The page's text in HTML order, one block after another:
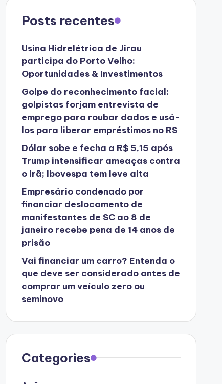
Posts recentes
Usina Hidrelétrica de Jirau
participa do Porto Velho:
Oportunidades & Investimentos
Golpe do reconhecimento facial:
golpistas forjam entrevista de
emprego para roubar dados e usá-
los para liberar empréstimos no RS
Dólar sobe e fecha a R$ 5,15 após
Trump intensificar ameaças contra
o Irã; Ibovespa tem leve alta
Empresário condenado por
financiar deslocamento de
manifestantes de SC ao 8 de
janeiro recebe pena de 14 anos de
prisão
Vai financiar um carro? Entenda o
que deve ser considerado antes de
comprar um veículo zero ou
seminovo
Categories